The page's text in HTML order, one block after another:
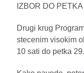
IZBOR DO PETKA
Drugi krug
stecenim visokim
10 sati do petka